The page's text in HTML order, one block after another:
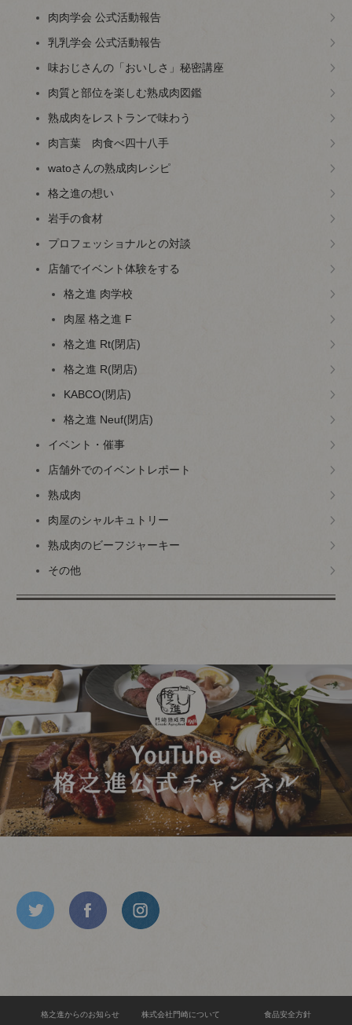
肉肉学会 公式活動報告
乳乳学会 公式活動報告
味おじさんの「おいしさ」秘密講座
肉質と部位を楽しむ熟成肉図鑑
熟成肉をレストランで味わう
肉言葉 肉食べ四十八手
watoさんの熟成肉レシピ
格之進の想い
岩手の食材
プロフェッショナルとの対談
店舗でイベント体験をする
格之進 肉学校
肉屋 格之進 F
格之進 Rt(閉店)
格之進 R(閉店)
KABCO(閉店)
格之進 Neuf(閉店)
イベント・催事
店舗外でのイベントレポート
熟成肉
肉屋のシャルキュトリー
熟成肉のビーフジャーキー
その他
格之進からのお知らせ 株式会社門崎について 食品安全方針